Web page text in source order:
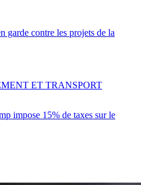
garde contre les projets de la
impose 15% de taxes sur le
ET TRANSPORT